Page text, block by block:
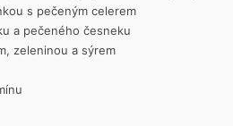
s pečeným celerem
a pečeného česneku
zeleninou a sýrem